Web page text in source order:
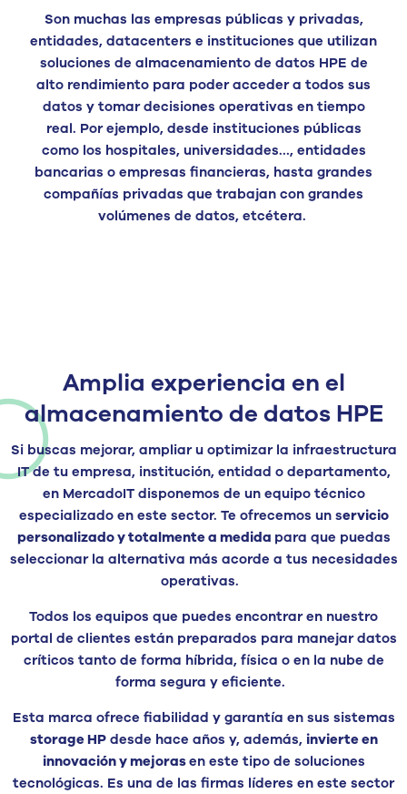
Son muchas las empresas públicas y privadas,
entidades, datacenters e instituciones que utilizan
soluciones de almacenamiento de datos HPE de
alto rendimiento para poder acceder a todos sus
datos y tomar decisiones operativas en tiempo
real. Por ejemplo, desde instituciones públicas
como los hospitales, universidades…, entidades
bancarias o empresas financieras, hasta grandes
compañías privadas que trabajan con grandes
volúmenes de datos, etcétera.
Amplia experiencia en el
almacenamiento de datos HPE
Si buscas mejorar, ampliar u optimizar la infraestructura
IT de tu empresa, institución, entidad o departamento,
en MercadoIT disponemos de un equipo técnico
especializado en este sector. Te ofrecemos un servicio
personalizado y totalmente a medida para que puedas
seleccionar la alternativa más acorde a tus necesidades
operativas.
Todos los equipos que puedes encontrar en nuestro
portal de clientes están preparados para manejar datos
críticos tanto de forma híbrida, física o en la nube de
forma segura y eficiente.
Esta marca ofrece fiabilidad y garantía en sus sistemas
storage HPdesde hace años y, además, invierte en
innovación y mejorasen este tipo de soluciones
tecnológicas. Es una de las firmas líderes en este sector